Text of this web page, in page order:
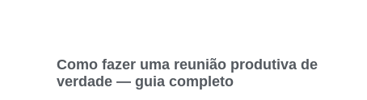
Como fazer uma reunião produtiva de
verdade — guia completo